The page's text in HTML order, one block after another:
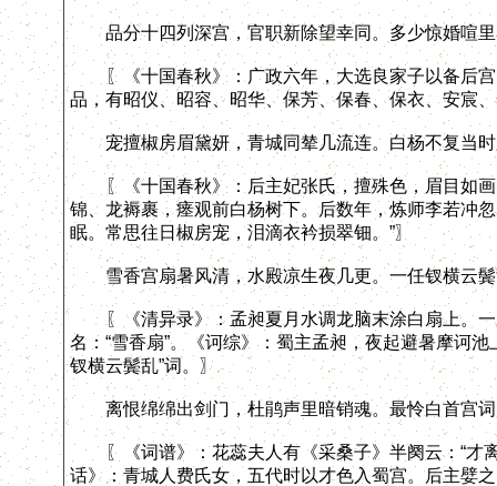
品分十四列深宫，官职新除望幸同。多少惊婚喧里
〖《十国春秋》：广政六年，大选良家子以备后宫
品，有昭仪、昭容、昭华、保芳、保春、保衣、安宸
宠擅椒房眉黛妍，青城同辇几流连。白杨不复当时
〖《十国春秋》：后主妃张氏，擅殊色，眉目如画
锦、龙褥裹，瘗观前白杨树下。后数年，炼师李若冲
眠。常思往日椒房宠，泪滴衣衿损翠钿。”〗
雪香宫扇暑风清，水殿凉生夜几更。一任钗横云鬓
〖《清异录》：孟昶夏月水调龙脑末涂白扇上。一
名：“雪香扇”。《诃综》：蜀主孟昶，夜起避暑摩诃
钗横云鬓乱”词。〗
离恨绵绵出剑门，杜鹃声里暗销魂。最怜白首宫词
〖《词谱》：花蕊夫人有《采桑子》半阕云：“才
话》：青城人费氏女，五代时以才色入蜀宫。后主嬖